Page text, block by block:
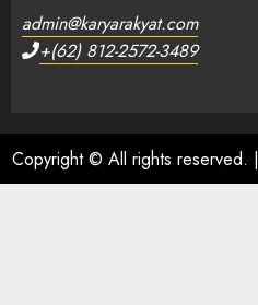
admin@karyarakyat.com
+(62) 812-2572-3489
Copyright © All rights reserved. |